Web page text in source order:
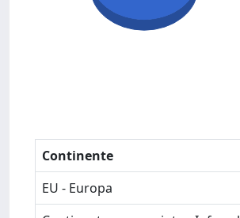
Continente
EU - Europa